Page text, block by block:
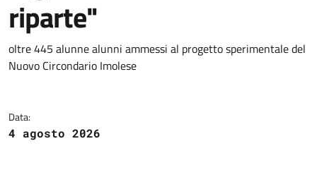
riparte"
Dettagli della notizia
oltre 445 alunne alunni ammessi al progetto sperimentale del
Nuovo Circondario Imolese
Data:
4 agosto 2026